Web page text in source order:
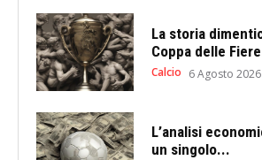
La storia
Coppa delle
Calcio 6 Agosto 2026
L’analisi
un singolo...